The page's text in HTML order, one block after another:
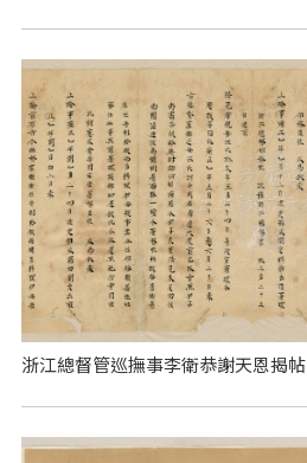
浙江總督管巡撫事李衛恭謝天恩揭帖